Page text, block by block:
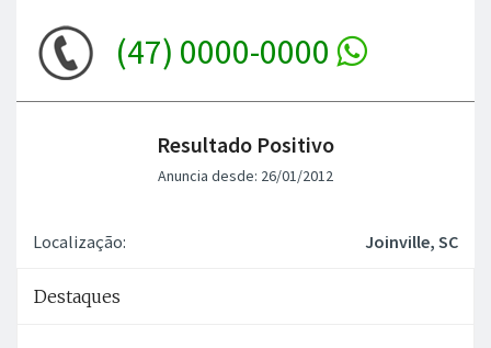
(47) 0000-0000
Resultado Positivo
Anuncia desde: 26/01/2012
Localização: Joinville, SC
Destaques